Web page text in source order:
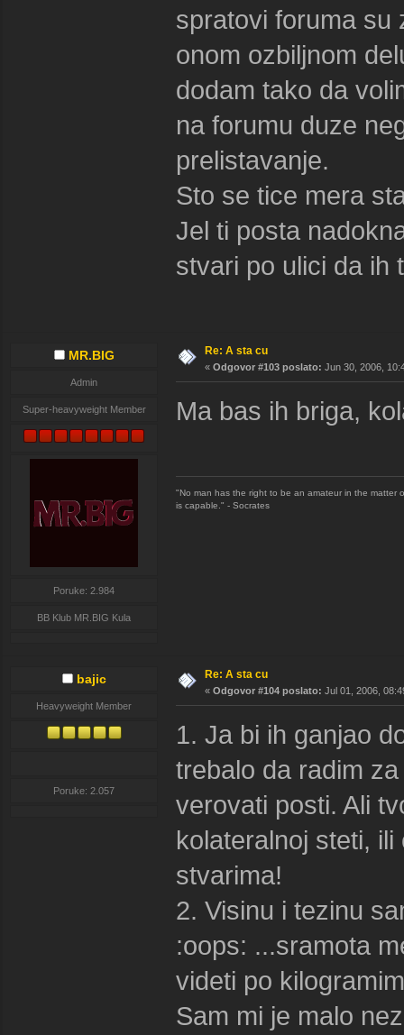
spratovi foruma su
onom ozbiljnom
dodam tako da
na forumu duze
prelistavanje.
Sto se tice mera
Jel ti posta
stvari po ulici da ih
MR.BIG
Admin
Super-heavyweight Member
Poruke: 2.984
BB Klub MR.BIG Kula
Re: A sta cu
« Odgovor #103 poslato: Jun 30, 2006,
Ma bas ih briga,
"No man has the right to be an amateur in the matter
is capable." - Socrates
bajic
Heavyweight Member
Poruke: 2.057
Re: A sta cu
« Odgovor #104 poslato: Jul 01, 2006,
1. Ja bi ih ganjao
trebalo da radim
verovati posti. Ali
kolateralnoj steti,
stvarima!
2. Visinu i tezinu
:oops: ...sramota
videti po
Sam mi je malo